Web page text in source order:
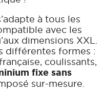
à tous les
avec les
dimensions XXL.
différentes formes :
coulissants,
fixe sans
sur-mesure.